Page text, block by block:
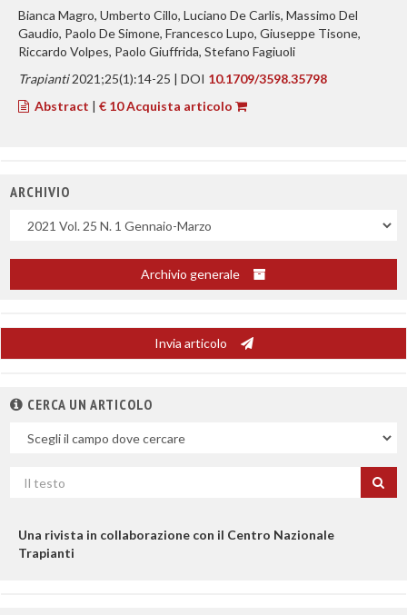
Bianca Magro, Umberto Cillo, Luciano De Carlis, Massimo Del
Gaudio, Paolo De Simone, Francesco Lupo, Giuseppe Tisone,
Riccardo Volpes, Paolo Giuffrida, Stefano Fagiuoli
Trapianti2021;25(1):14-25 | DOI 10.1709/3598.35798
Abstract | € 10 Acquista articolo
ARCHIVIO
Archivio generale
Invia articolo
CERCA UN ARTICOLO
campo
per
Una rivista in collaborazione con il Centro Nazionale
Trapianti